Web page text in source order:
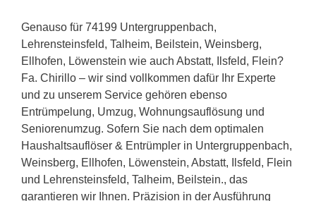
Genauso für 74199 Untergruppenbach,
Lehrensteinsfeld, Talheim, Beilstein, Weinsberg,
Ellhofen, Löwenstein wie auch Abstatt, Ilsfeld, Flein?
Fa. Chirillo – wir sind vollkommen dafür Ihr Experte
und zu unserem Service gehören ebenso
Entrümpelung, Umzug, Wohnungsauflösung und
Seniorenumzug. Sofern Sie nach dem optimalen
Haushaltsauflöser & Entrümpler in Untergruppenbach,
Weinsberg, Ellhofen, Löwenstein, Abstatt, Ilsfeld, Flein
und Lehrensteinsfeld, Talheim, Beilstein., das
garantieren wir Ihnen. Präzision in der Ausführung